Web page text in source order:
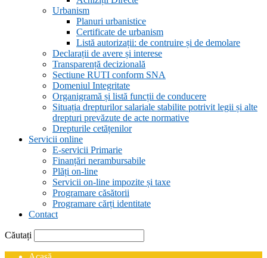
Urbanism
Planuri urbanistice
Certificate de urbanism
Listă autorizații: de contruire și de demolare
Declarații de avere și interese
Transparență decizională
Sectiune RUTI conform SNA
Domeniul Integritate
Organigramă și listă funcții de conducere
Situația drepturilor salariale stabilite potrivit legii și alte
drepturi prevăzute de acte normative
Drepturile cetățenilor
Servicii online
E-servicii Primarie
Finanțări nerambursabile
Plăți on-line
Servicii on-line impozite și taxe
Programare căsătorii
Programare cărți identitate
Contact
Căutați